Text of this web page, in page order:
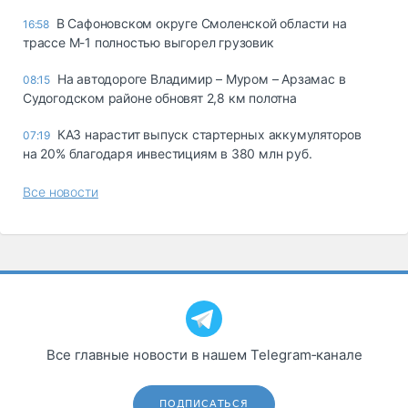
16:58 В Сафоновском округе Смоленской области на
трассе М-1 полностью выгорел грузовик
08:15 На автодороге Владимир – Муром – Арзамас в
Судогодском районе обновят 2,8 км полотна
07:19 КАЗ нарастит выпуск стартерных аккумуляторов
на 20% благодаря инвестициям в 380 млн руб.
Все новости
Все главные новости в нашем Telegram‑канале
ПОДПИСАТЬСЯ